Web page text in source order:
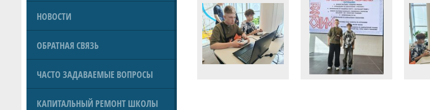
НОВОСТИ
ОБРАТНАЯ СВЯЗЬ
ЧАСТО ЗАДАВАЕМЫЕ ВОПРОСЫ
КАПИТАЛЬНЫЙ РЕМОНТ ШКОЛЫ